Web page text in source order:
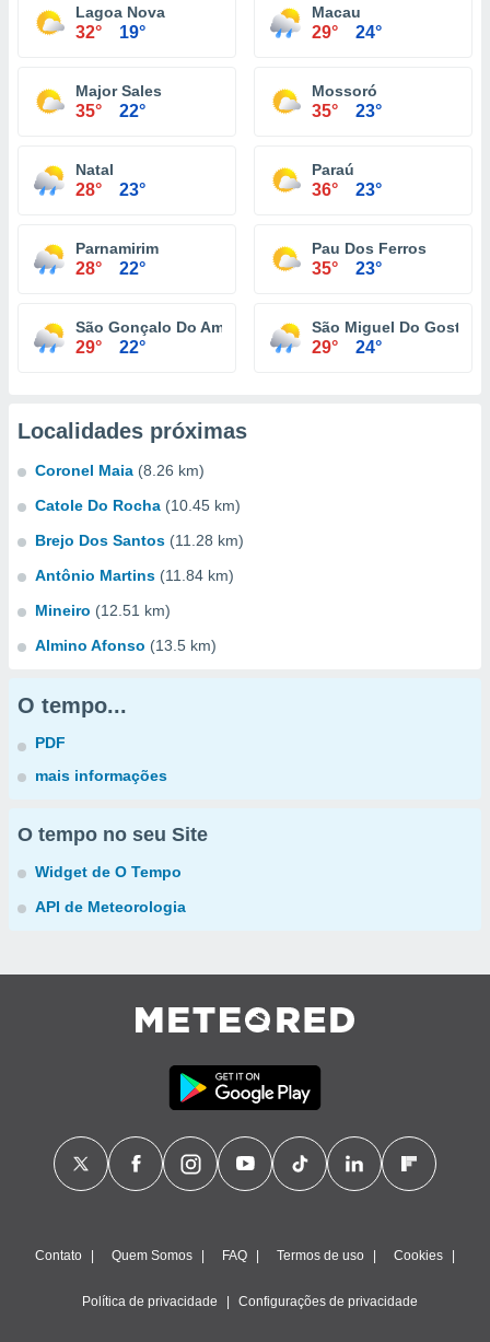
Lagoa Nova
32° 19°
Macau
29° 24°
Major Sales
35° 22°
Mossoró
35° 23°
Natal
28° 23°
Paraú
36° 23°
Parnamirim
28° 22°
Pau Dos Ferros
35° 23°
São Gonçalo Do Amarante
29° 22°
São Miguel Do Gostoso
29° 24°
Localidades próximas
Coronel Maia (8.26 km)
Catole Do Rocha (10.45 km)
Brejo Dos Santos (11.28 km)
Antônio Martins (11.84 km)
Mineiro (12.51 km)
Almino Afonso (13.5 km)
O tempo...
PDF
mais informações
O tempo no seu Site
Widget de O Tempo
API de Meteorologia
Contato Quem Somos FAQ Termos de uso Cookies
Política de privacidade Configurações de privacidade